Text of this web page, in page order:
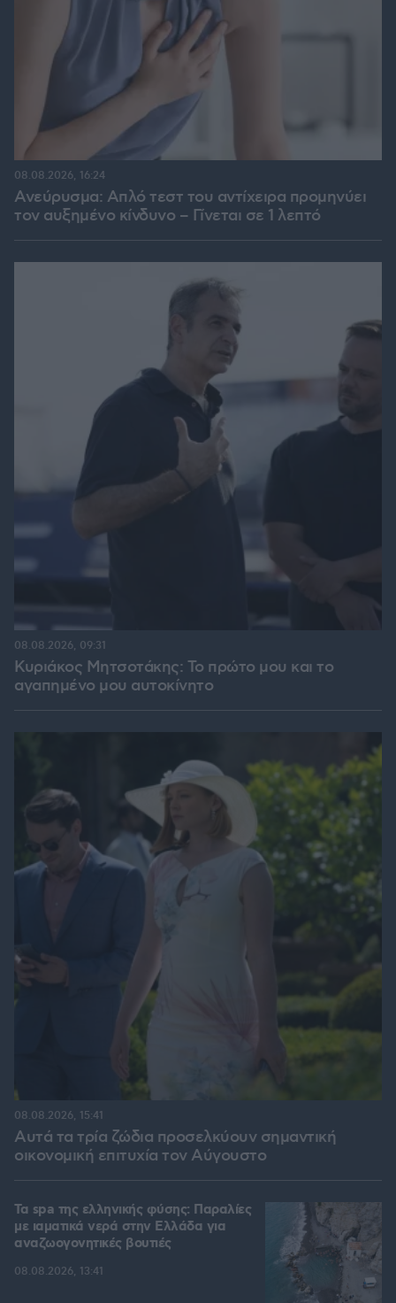
Ανεύρυσμα: Απλό τεστ του αντίχειρα προμηνύει
τον αυξημένο κίνδυνο – Γίνεται σε 1 λεπτό
08.08.2026, 16:24
Κυριάκος Μητσοτάκης: Το πρώτο μου και το
αγαπημένο μου αυτοκίνητο
08.08.2026, 09:31
Αυτά τα τρία ζώδια προσελκύουν σημαντική
οικονομική επιτυχία τον Αύγουστο
08.08.2026, 15:41
Τα spa της ελληνικής φύσης: Παραλίες
με ιαματικά νερά στην Ελλάδα για
αναζωογονητικές βουτιές
08.08.2026, 13:41